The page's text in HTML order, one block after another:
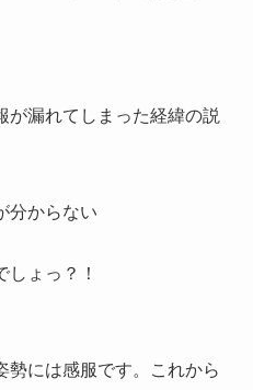
が漏れてしまった経緯の説
分からない
ょっ？！
勢には感服です。これから